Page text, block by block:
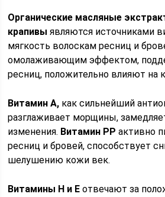
Органические масляные
крапивыявляются источниками
мягкость волоскам ресниц и
омолаживающим эффектом,
ресниц, положительно влияют на
Витамин А, как сильнейший
разглаживает морщины,
изменения. Витамин РР активно
ресниц и бровей, способствует
шелушению кожи век.
Витамины Н и Е отвечают за